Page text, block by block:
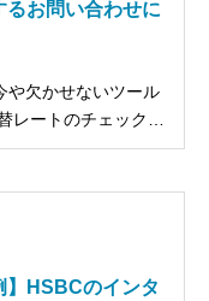
るお問い合わせに
や欠かせないツール
レートのチェック、
とつで完結できる利
】HSBCのインタ